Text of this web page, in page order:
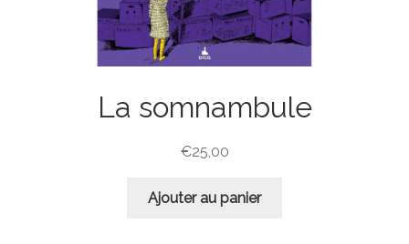
La somnambule
€25,00
Ajouter au panier